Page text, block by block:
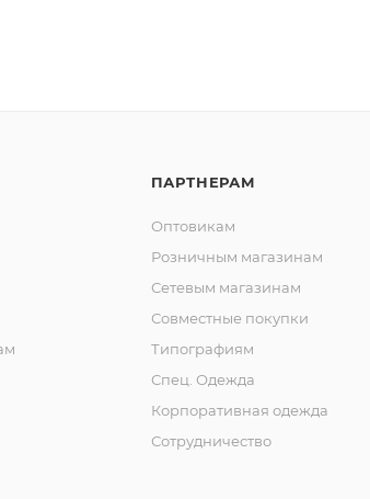
ПАРТНЕРАМ
Оптовикам
Розничным магазинам
Сетевым магазинам
Совместные покупки
Типографиям
Спец. Одежда
Корпоративная одежда
Сотрудничество